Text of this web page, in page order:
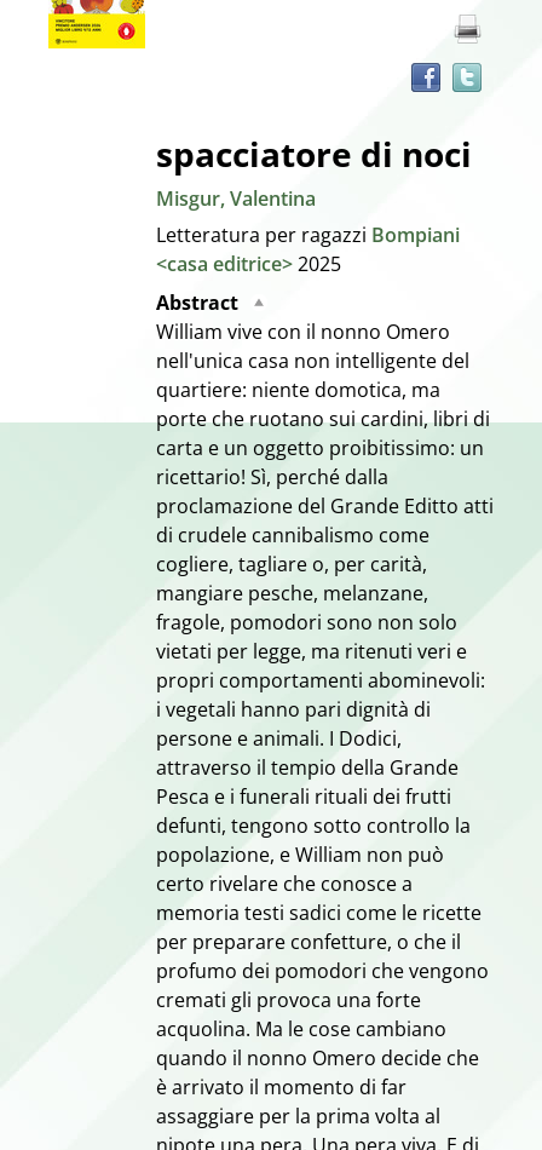
documento
spacciatore di noci
Misgur, Valentina
Letteratura per ragazzi Bompiani
<casa editrice>2025
Abstract
William vive con il nonno Omero
nell'unica casa non intelligente del
quartiere: niente domotica, ma
porte che ruotano sui cardini, libri di
carta e un oggetto proibitissimo: un
ricettario! Sì, perché dalla
proclamazione del Grande Editto atti
di crudele cannibalismo come
cogliere, tagliare o, per carità,
mangiare pesche, melanzane,
fragole, pomodori sono non solo
vietati per legge, ma ritenuti veri e
propri comportamenti abominevoli:
i vegetali hanno pari dignità di
persone e animali. I Dodici,
attraverso il tempio della Grande
Pesca e i funerali rituali dei frutti
defunti, tengono sotto controllo la
popolazione, e William non può
certo rivelare che conosce a
memoria testi sadici come le ricette
per preparare confetture, o che il
profumo dei pomodori che vengono
cremati gli provoca una forte
acquolina. Ma le cose cambiano
quando il nonno Omero decide che
è arrivato il momento di far
assaggiare per la prima volta al